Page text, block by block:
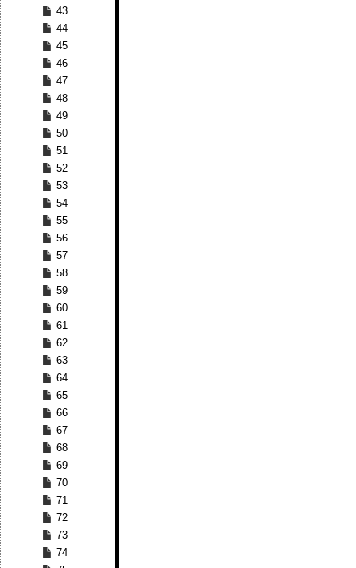
43
44
45
46
47
48
49
50
51
52
53
54
55
56
57
58
59
60
61
62
63
64
65
66
67
68
69
70
71
72
73
74